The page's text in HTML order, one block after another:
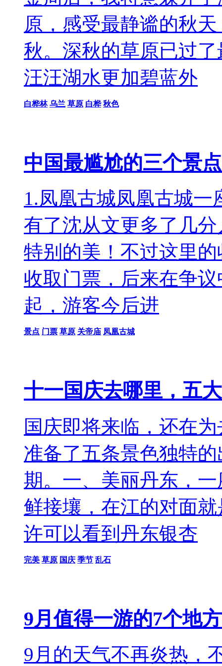
原，感受最静谧的秋
秋。深秋的草原已过
汪汪湖水更加碧蓝外
白桦林 乌兰 草原 白桦 秋色
中国最尴尬的三个景
1.凤凰古城凤凰古城
有了沈从文更多了几
特别的美！不过这里
收取门票，后来在争
起，游客今后进
景点 门票 草原 关帝庙 凤凰古城
十一国庆去哪里，五
国庆即将来临，还在
准备了五条景色独特
期。一、美丽丹东，
鲜接壤，在江的对面
许可以看到丹东银杏
完美 草原 国庆 季节 乱石
9月值得一游的7个地
9月的天气不再炎热，